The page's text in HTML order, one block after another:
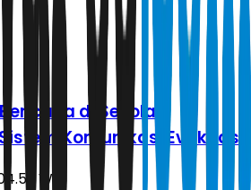
di Sekolah
Komunikasi Evakuasi
WIB